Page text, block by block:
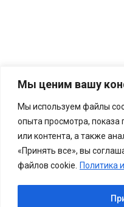
Мы ценим вашу
Мы используем файлы
опыта просмотра,
или контента, а также
«Принять все», вы
файлов cookie. Политика